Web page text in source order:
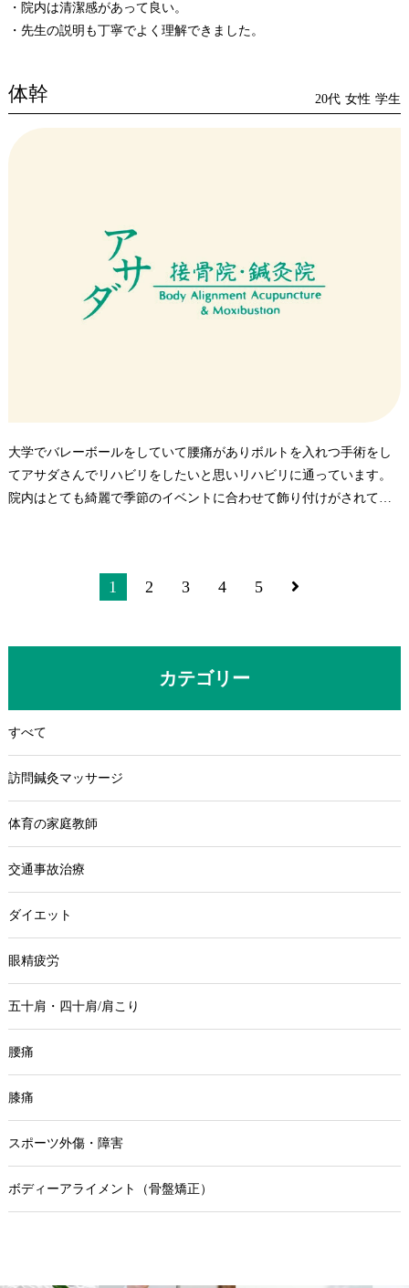
・院内は清潔感があって良い。
・先生の説明も丁寧でよく理解できました。
体幹 20代 女性 学生
大学でバレーボールをしていて腰痛がありボルトを入れつ手術をし
てアサダさんでリハビリをしたいと思いリハビリに通っています。
院内はとても綺麗で季節のイベントに合わせて飾り付けがされてい
ていて、部員も何かあればアサダ接骨院に行っています。ビーチの
1 2 3 4 5
カテゴリー
すべて
訪問鍼灸マッサージ
体育の家庭教師
交通事故治療
ダイエット
眼精疲労
五十肩・四十肩/肩こり
腰痛
膝痛
スポーツ外傷・障害
ボディーアライメント（骨盤矯正）